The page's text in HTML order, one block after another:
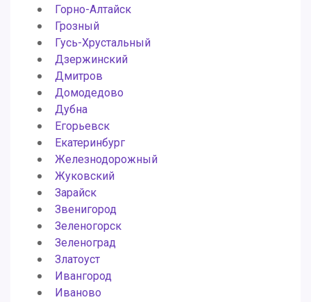
Горно-Алтайск
Грозный
Гусь-Хрустальный
Дзержинский
Дмитров
Домодедово
Дубна
Егорьевск
Екатеринбург
Железнодорожный
Жуковский
Зарайск
Звенигород
Зеленогорск
Зеленоград
Златоуст
Ивангород
Иваново